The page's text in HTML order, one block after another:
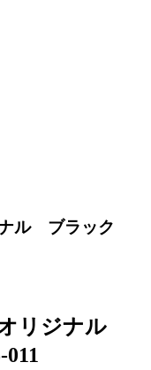
ナル ブラック
リジナル